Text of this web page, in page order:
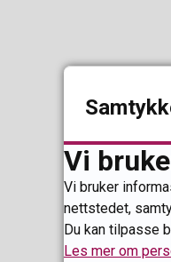
Vi
Vi bruker
nettstedet,
Du kan tilpasse
Les mer om